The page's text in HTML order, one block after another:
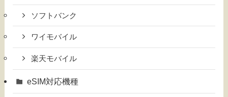
ソフトバンク
ワイモバイル
楽天モバイル
eSIM対応機種